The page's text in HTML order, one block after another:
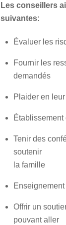
Les conseillers
suivantes:
Évaluer les
Fournir les
demandés
Plaider en
Établissement
Tenir des
soutenir
la famille
Offrir un
pouvant aller